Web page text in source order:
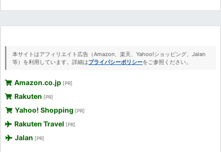
本サイトはアフィリエイト広告（Amazon、楽天、Yahoo!ショッピング、Jalan
等）を利用しています。詳細はプライバシーポリシーをご参照ください。
Amazon.co.jp [PR]
Rakuten [PR]
Yahoo! Shopping [PR]
Rakuten Travel [PR]
Jalan [PR]